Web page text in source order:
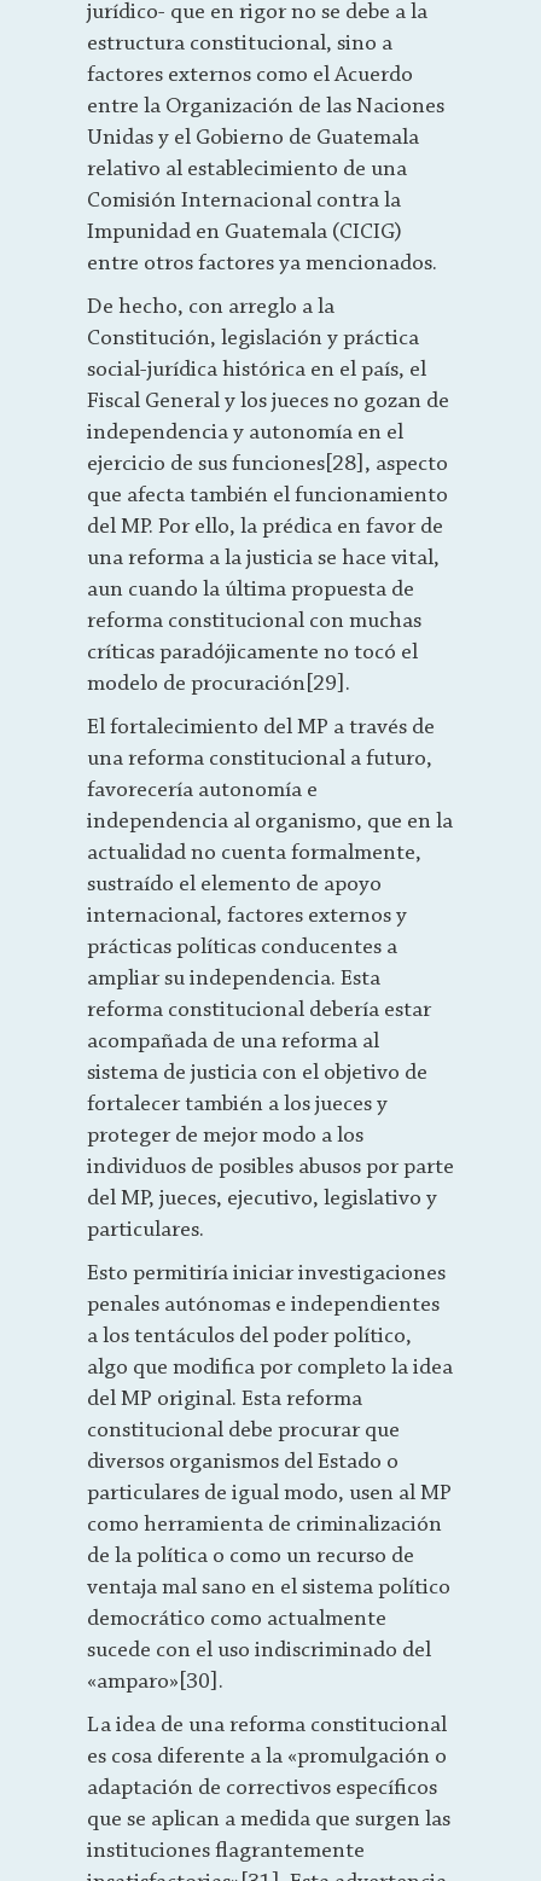
jurídico- que en rigor no se debe a la
estructura constitucional, sino a
factores externos como el Acuerdo
entre la Organización de las Naciones
Unidas y el Gobierno de Guatemala
relativo al establecimiento de una
Comisión Internacional contra la
Impunidad en Guatemala (CICIG)
entre otros factores ya mencionados.
De hecho, con arreglo a la
Constitución, legislación y práctica
social-jurídica histórica en el país, el
Fiscal General y los jueces no gozan de
independencia y autonomía en el
ejercicio de sus funciones[28], aspecto
que afecta también el funcionamiento
del MP. Por ello, la prédica en favor de
una reforma a la justicia se hace vital,
aun cuando la última propuesta de
reforma constitucional con muchas
críticas paradójicamente no tocó el
modelo de procuración[29].
El fortalecimiento del MP a través de
una reforma constitucional a futuro,
favorecería autonomía e
independencia al organismo, que en la
actualidad no cuenta formalmente,
sustraído el elemento de apoyo
internacional, factores externos y
prácticas políticas conducentes a
ampliar su independencia. Esta
reforma constitucional debería estar
acompañada de una reforma al
sistema de justicia con el objetivo de
fortalecer también a los jueces y
proteger de mejor modo a los
individuos de posibles abusos por parte
del MP, jueces, ejecutivo, legislativo y
particulares.
Esto permitiría iniciar investigaciones
penales autónomas e independientes
a los tentáculos del poder político,
algo que modifica por completo la idea
del MP original. Esta reforma
constitucional debe procurar que
diversos organismos del Estado o
particulares de igual modo, usen al MP
como herramienta de criminalización
de la política o como un recurso de
ventaja mal sano en el sistema político
democrático como actualmente
sucede con el uso indiscriminado del
«amparo»[30].
La idea de una reforma constitucional
es cosa diferente a la «promulgación o
adaptación de correctivos específicos
que se aplican a medida que surgen las
instituciones flagrantemente